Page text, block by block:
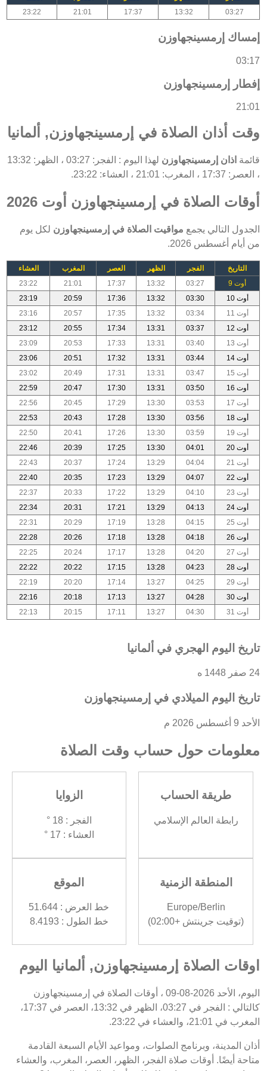
03:27
13:32
17:37
21:01
23:22
إمساك إرمسينجهاوزن
03:17
إفطار إرمسينجهاوزن
21:01
وقت أذان الصلاة في إرمسينجهاوزن, ألمانيا
قائمة اذان إرمسينجهاوزن
لهذا اليوم : الفجر: 03:27 ، الظهر: 13:32
، العصر: 17:37 ، المغرب: 21:01 ، العشاء: 23:22.
أوقات الصلاة في إرمسينجهاوزن أوت 2026
الجدول التالي يجمع مواقيت الصلاة في إرمسينجهاوزن لكل يوم
من أيام أغسطس 2026.
التاريخ الفجر الظهر العصر المغرب
العشاء
أوت 9
03:27
13:32
17:37
21:01
23:22
أوت 10
03:30
13:32
17:36
20:59
23:19
أوت 11
03:34
13:32
17:35
20:57
23:16
أوت 12
03:37
13:31
17:34
20:55
23:12
أوت 13
03:40
13:31
17:33
20:53
23:09
أوت 14
03:44
13:31
17:32
20:51
23:06
أوت 15
03:47
13:31
17:31
20:49
23:02
أوت 16
03:50
13:31
17:30
20:47
22:59
أوت 17
03:53
13:30
17:29
20:45
22:56
أوت 18
03:56
13:30
17:28
20:43
22:53
أوت 19
03:59
13:30
17:26
20:41
22:50
أوت 20
04:01
13:30
17:25
20:39
22:46
أوت 21
04:04
13:29
17:24
20:37
22:43
أوت 22
04:07
13:29
17:23
20:35
22:40
أوت 23
04:10
13:29
17:22
20:33
22:37
أوت 24
04:13
13:29
17:21
20:31
22:34
أوت 25
04:15
13:28
17:19
20:29
22:31
أوت 26
04:18
13:28
17:18
20:26
22:28
أوت 27
04:20
13:28
17:17
20:24
22:25
أوت 28
04:23
13:28
17:15
20:22
22:22
أوت 29
04:25
13:27
17:14
20:20
22:19
أوت 30
04:28
13:27
17:13
20:18
22:16
أوت 31
04:30
13:27
17:11
20:15
22:13
تاريخ اليوم الهجري في ألمانيا
24 صفر 1448 ه
تاريخ اليوم الميلادي في إرمسينجهاوزن
الأحد 9 أغسطس 2026 م
معلومات حول حساب وقت الصلاة
طريقة الحساب
رابطة العالم الإسلامي
الزوايا
الفجر : 18 °
العشاء : 17 °
المنطقة الزمنية
Europe/Berlin
(توقيت جرينتش +02:00)
الموقع
خط العرض : 51.644
خط الطول : 8.4193
اوقات الصلاة إرمسينجهاوزن, ألمانيا اليوم
اليوم، الأحد 2026-08-09 ، أوقات الصلاة في إرمسينجهاوزن
كالتالي : الفجر في 03:27، الظهر في 13:32، العصر في 17:37،
المغرب في 21:01، والعشاء في 23:22.
أذان المدينة، وبرنامج الصلوات، ومواعيد الأيام السبعة القادمة
متاحة أيضًا. أوقات صلاة الفجر، الظهر، العصر، المغرب، والعشاء